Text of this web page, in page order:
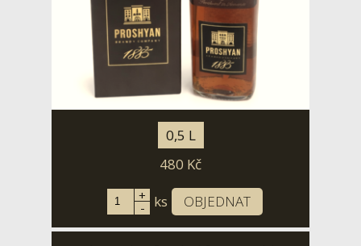
0,5 L
480 Kč
+
- ks OBJEDNAT